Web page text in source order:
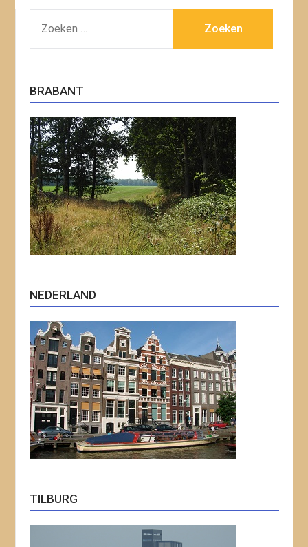
NAAR:
BRABANT
NEDERLAND
TILBURG